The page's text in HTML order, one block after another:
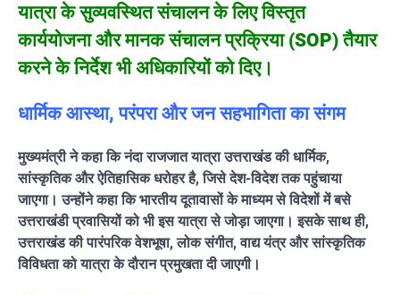
यात्रा के सुव्यवस्थित संचालन के लिए विस्तृत
कार्ययोजना और मानक संचालन प्रक्रिया (SOP) तैयार
करने के निर्देश भी अधिकारियों को दिए।
धार्मिक आस्था, परंपरा और जन सहभागिता का संगम
मुख्यमंत्री ने कहा कि नंदा राजजात यात्रा उत्तराखंड की धार्मिक,
सांस्कृतिक और ऐतिहासिक धरोहर है, जिसे देश-विदेश तक पहुंचाया
जाएगा। उन्होंने कहा कि भारतीय दूतावासों के माध्यम से विदेशों में बसे
उत्तराखंडी प्रवासियों को भी इस यात्रा से जोड़ा जाएगा। इसके साथ ही,
उत्तराखंड की पारंपरिक वेशभूषा, लोक संगीत, वाद्य यंत्र और सांस्कृतिक
विविधता को यात्रा के दौरान प्रमुखता दी जाएगी।